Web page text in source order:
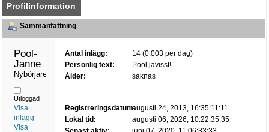
Profilinformation
Sammanfattning
Pool-
Janne
Nybörjare
Utloggad
Visa
inlägg
Visa
Antal inlägg:
14 (0.003 per dag)
Personlig text:
Pool javisst!
Ålder:
saknas
Registreringsdatum:augusti 24, 2013, 16:35:11:11
Lokal tid:
augusti 06, 2026, 10:22:35:35